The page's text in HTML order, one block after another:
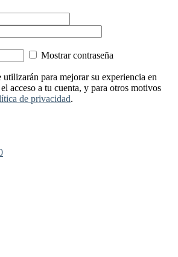
Mostrar contraseña
utilizarán para mejorar su experiencia en
acceso a tu cuenta, y para otros motivos
de privacidad.